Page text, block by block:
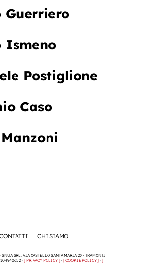
Guerriero
Ismeno
Postiglione
Caso
CONTATTI CHI SIAMO
SNUA SRL, VIA CASTELLO SANTA MARIA 20 - TRAMONTI
· [ PRIVACY POLICY ]· [ COOKIE POLICY ]· [